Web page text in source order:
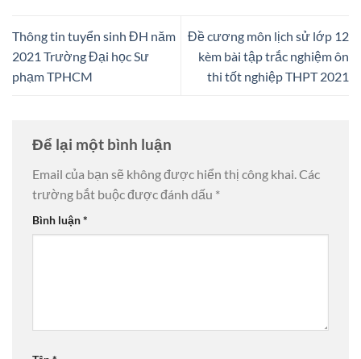
Thông tin tuyển sinh ĐH năm
2021 Trường Đại học Sư
phạm TPHCM
Đề cương môn lịch sử lớp 12
kèm bài tập trắc nghiệm ôn
thi tốt nghiệp THPT 2021
Để lại một bình luận
Email của bạn sẽ không được hiển thị công khai.Các
trường bắt buộc được đánh dấu *
Bình luận*